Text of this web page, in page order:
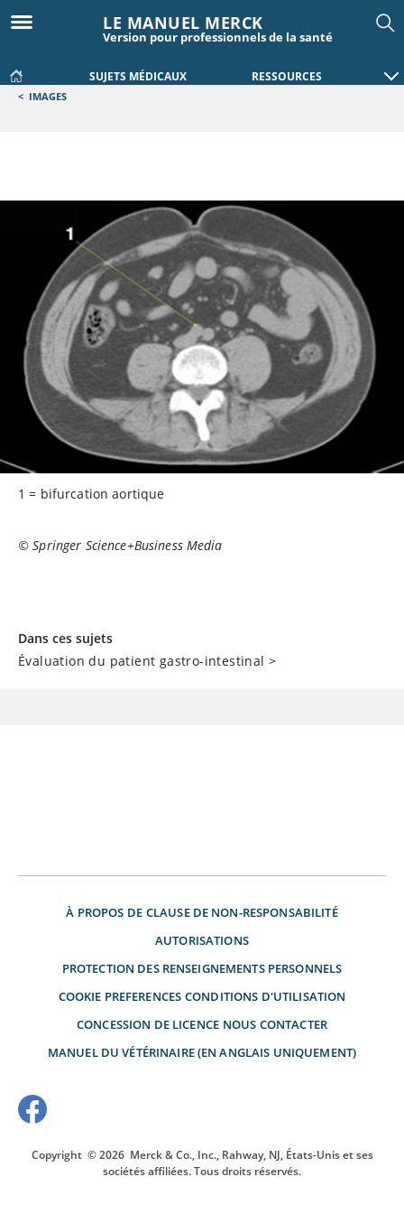
LE MANUEL MERCK
Version pour professionnels de la santé
SUJETS MÉDICAUX RESSOURCES
< IMAGES
1 = bifurcation aortique
© Springer Science+Business Media
Dans ces sujets
Évaluation du patient gastro-intestinal >
À PROPOS DE CLAUSE DE NON-RESPONSABILITÉ
AUTORISATIONS
PROTECTION DES RENSEIGNEMENTS PERSONNELS
COOKIE PREFERENCES CONDITIONS D'UTILISATION
CONCESSION DE LICENCE NOUS CONTACTER
MANUEL DU VÉTÉRINAIRE (EN ANGLAIS UNIQUEMENT)
Copyright © 2026 Merck & Co., Inc., Rahway, NJ, États-Unis et ses
sociétés affiliées. Tous droits réservés.